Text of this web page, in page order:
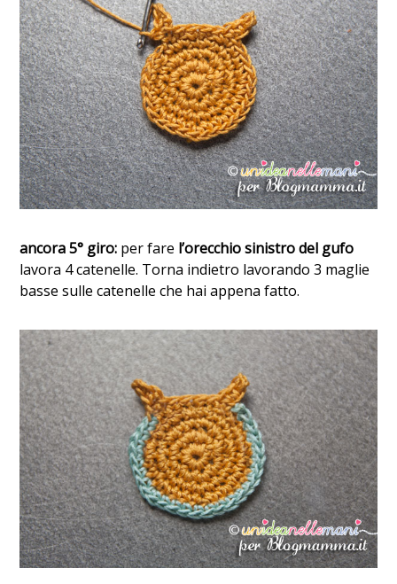
ancora 5° giro: per fare l’orecchio sinistro del gufo
lavora 4 catenelle. Torna indietro lavorando 3 maglie
basse sulle catenelle che hai appena fatto.